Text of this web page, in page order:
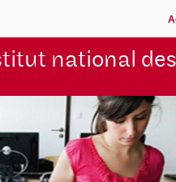
national des